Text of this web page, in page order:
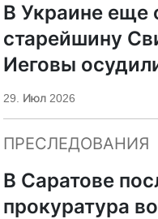
В Украине еще
старейшину
Иеговы
мобилизации
29. Июл 2026
ПРЕСЛЕДОВАНИЯ
В Саратове
прокуратура